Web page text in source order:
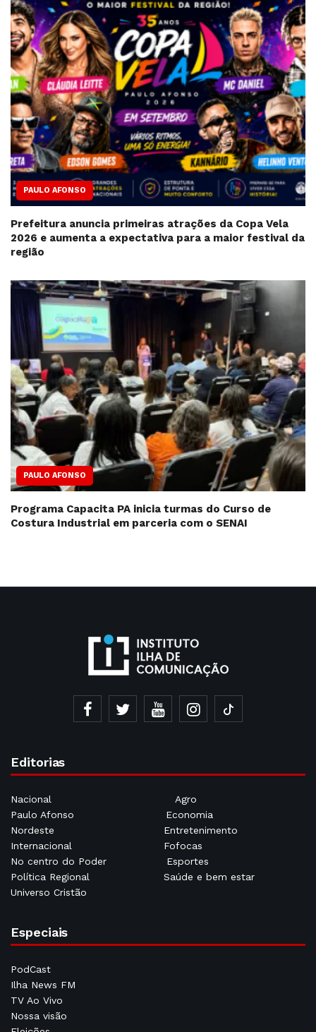
PAULO AFONSO
Prefeitura anuncia primeiras atrações da Copa Vela
2026 e aumenta a expectativa para a maior festival da
região
PAULO AFONSO
Programa Capacita PA inicia turmas do Curso de
Costura Industrial em parceria com o SENAI
Editorias
Nacional
Agro
Paulo Afonso
Economia
Nordeste
Entretenimento
Internacional
Fofocas
No centro do Poder
Esportes
Política Regional
Saúde e bem estar
Universo Cristão
Especiais
PodCast
Ilha News FM
TV Ao Vivo
Nossa visão